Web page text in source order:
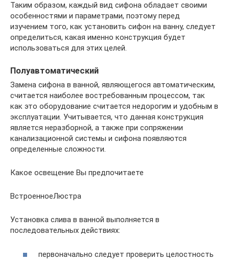
Таким образом, каждый вид сифона обладает своими
особенностями и параметрами, поэтому перед
изучением того, как установить сифон на ванну, следует
определиться, какая именно конструкция будет
использоваться для этих целей.
Полуавтоматический
Замена сифона в ванной, являющегося автоматическим,
считается наиболее востребованным процессом, так
как это оборудование считается недорогим и удобным в
эксплуатации. Учитывается, что данная конструкция
является неразборной, а также при сопряжении
канализационной системы и сифона появляются
определенные сложности.
Какое освещение Вы предпочитаете
ВстроенноеЛюстра
Установка слива в ванной выполняется в
последовательных действиях:
первоначально следует проверить целостность